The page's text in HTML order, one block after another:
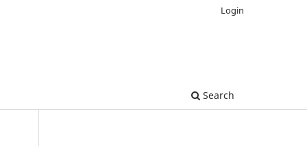
Search
Login